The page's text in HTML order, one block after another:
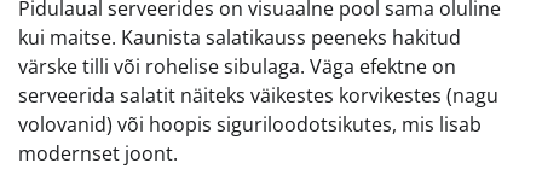
Pidulaual serveerides on visuaalne pool sama oluline
kui maitse. Kaunista salatikauss peeneks hakitud
värske tilli või rohelise sibulaga. Väga efektne on
serveerida salatit näiteks väikestes korvikestes (nagu
volovanid) või hoopis siguriloodotsikutes, mis lisab
modernset joont.